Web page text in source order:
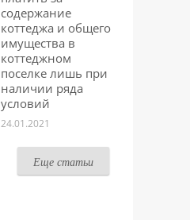
содержание
коттеджа и общего
имущества в
коттеджном
поселке лишь при
наличии ряда
условий
24.01.2021
Еще статьи